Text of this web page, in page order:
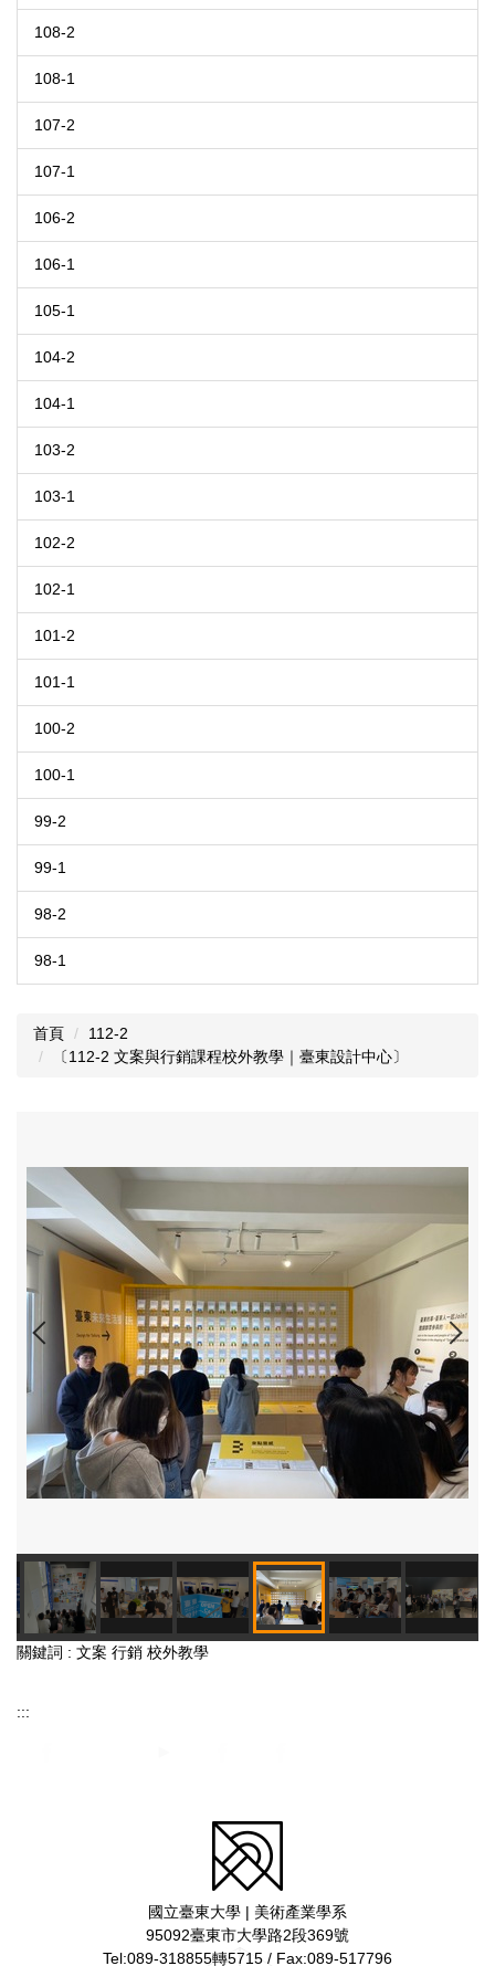
108-2
108-1
107-2
107-1
106-2
106-1
105-1
104-2
104-1
103-2
103-1
102-2
102-1
101-2
101-1
100-2
100-1
99-2
99-1
98-2
98-1
首頁
112-2
〔112-2 文案與行銷課程校外教學｜臺東設計中心〕
關鍵詞 : 文案 行銷 校外教學
:::
國立臺東大學 | 美術產業學系
95092臺東市大學路2段369號
Tel:089-318855轉5715 / Fax:089-517796